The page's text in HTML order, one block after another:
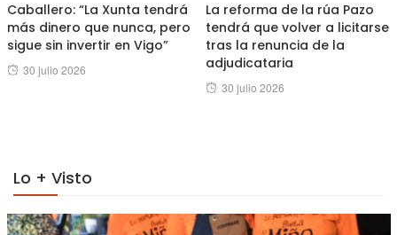
Caballero: “La Xunta tendrá
más dinero que nunca, pero
sigue sin invertir en Vigo”
Posted
30 julio 2026
La reforma de la rúa Pazo
tendrá que volver a licitarse
tras la renuncia de la
adjudicataria
Posted
30 julio 2026
Lo + Visto